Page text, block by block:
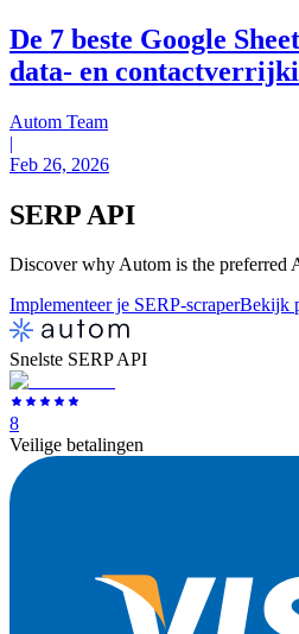
De 7 beste Google
data- en
Autom Team
|
Feb 26, 2026
SERP API
Discover why Autom is the preferred
Implementeer je SERP-scraperBekijk
Snelste SERP API
8
Veilige betalingen